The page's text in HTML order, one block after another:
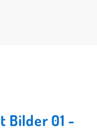
Bilder 01 -